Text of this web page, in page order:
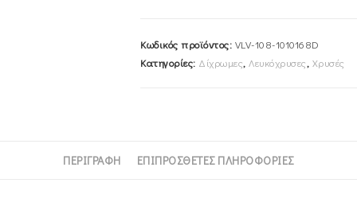
Κωδικός προϊόντος: VLV-108-1010168D
Κατηγορίες: Δίχρωμες, Λευκόχρυσες, Χρυσές
ΠΕΡΙΓΡΑΦΉ ΕΠΙΠΡΌΣΘΕΤΕΣ ΠΛΗΡΟΦΟΡΊΕΣ